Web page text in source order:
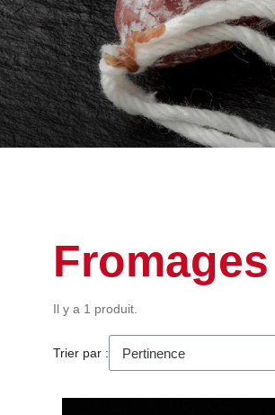
Fromages
Il y a 1 produit.
Trier par :